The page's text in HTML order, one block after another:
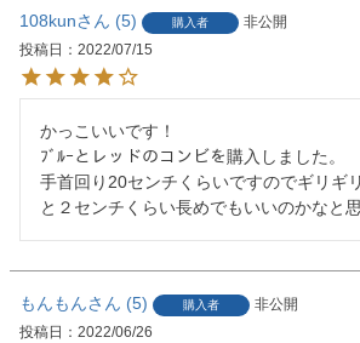
108kun 5 購入者
非公開
投稿日
2022/07/15
かっこいいです！
ﾌﾞﾙｰとレッドのコンビを購入しました。
手首回り20センチくらいですのでギリギ
と２センチくらい長めでもいいのかなと思
もんもん 5 購入者
非公開
投稿日
2022/06/26